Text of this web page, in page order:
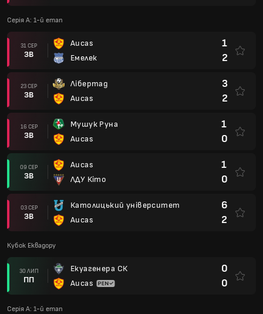
Серія А: 1-й етап
31 СЕР
ЗВ
Aucas
Емелек
1
2
23 СЕР
ЗВ
Лібертад
Aucas
3
2
16 СЕР
ЗВ
Мушук Руна
Aucas
1
0
09 СЕР
ЗВ
Aucas
ЛДУ Кіто
1
0
03 СЕР
ЗВ
Католицький університет
Aucas
6
2
Кубок Еквадору
30 ЛИП
ПП
Екуагенера СК
Aucas
0
0
Серія А: 1-й етап